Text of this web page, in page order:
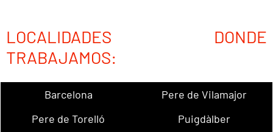
LOCALIDADES DONDE
TRABAJAMOS:
Barcelona
Pere de Vilamajor
Pere de Torelló
Puigdàlber